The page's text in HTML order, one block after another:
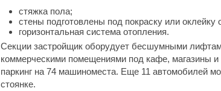
стяжка пола;
стены подготовлены под покраску или оклейку
горизонтальная система отопления.
Секции застройщик оборудует бесшумными
коммерческими помещениями под кафе, магазины
паркинг на 74 машиноместа. Еще 11 автомобилей
стоянке.